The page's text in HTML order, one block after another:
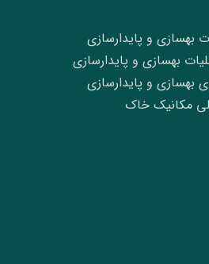
بهسازی و پایدارسازی
بهسازی و پایدارسازی
بهسازی و پایدارسازی
مکانیک خاک